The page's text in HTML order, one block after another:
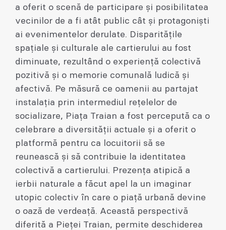
a oferit o scenă de participare și posibilitatea
vecinilor de a fi atât public cât și protagoniști
ai evenimentelor derulate. Disparitățile
spațiale și culturale ale cartierului au fost
diminuate, rezultând o experiență colectivă
pozitivă și o memorie comunală ludică și
afectivă. Pe măsură ce oamenii au partajat
instalația prin intermediul rețelelor de
socializare, Piața Traian a fost percepută ca o
celebrare a diversității actuale și a oferit o
platformă pentru ca locuitorii să se
reunească și să contribuie la identitatea
colectivă a cartierului. Prezența atipică a
ierbii naturale a făcut apel la un imaginar
utopic colectiv în care o piață urbană devine
o oază de verdeață. Această perspectivă
diferită a Pieței Traian, permite deschiderea